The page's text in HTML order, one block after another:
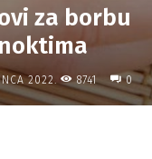
za borbu
2022. 8741 0